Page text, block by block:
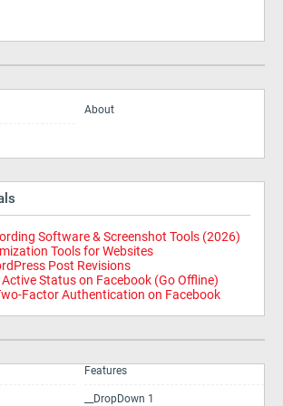
About
Software & Screenshot Tools (2026)
Tools for Websites
Post Revisions
Status on Facebook (Go Offline)
Factor Authentication on Facebook
Features
__DropDown 1